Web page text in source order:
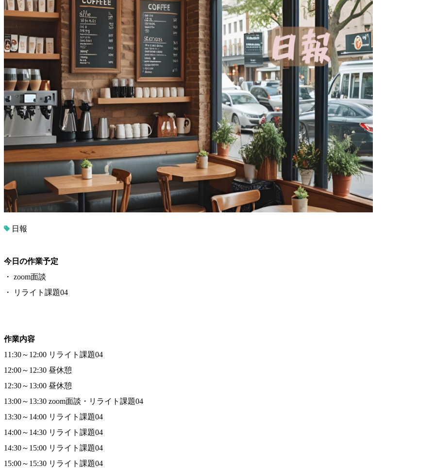
日報
今日の作業予定
・ zoom面談
・ リライト課題04
作業内容
11:30～12:00 リライト課題04
12:00～12:30 昼休憩
12:30～13:00 昼休憩
13:00～13:30 zoom面談・リライト課題04
13:30～14:00 リライト課題04
14:00～14:30 リライト課題04
14:30～15:00 リライト課題04
15:00～15:30 リライト課題04